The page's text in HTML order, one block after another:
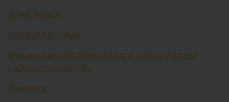
Фонд бозори
Форвард битими
Фуқароларнинг банклардаги омонатларини
кафолатлаш фонди
Фьючерс